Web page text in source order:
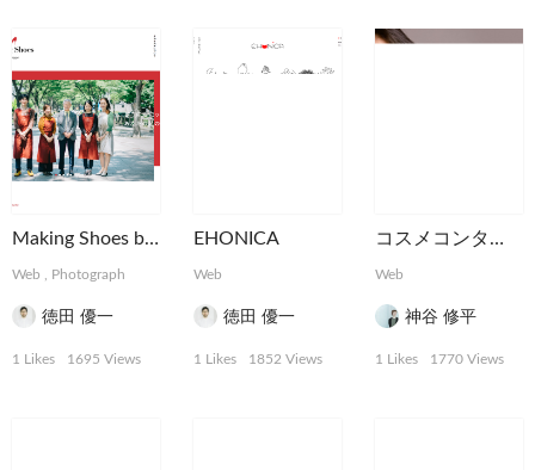
Making Shoes by tartaruga
Web Photograph
徳田 優一
1 Likes 1695 Views
EHONICA
Web
徳田 優一
1 Likes 1852 Views
コスメコンタクトBeeHeartBシリーズ
Web
神谷 修平
1 Likes 1770 Views